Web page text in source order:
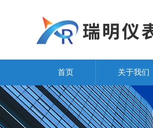
首页 关于我们